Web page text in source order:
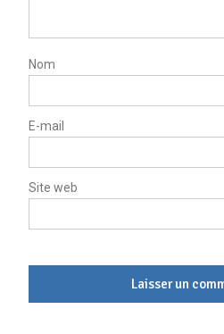
Nom
E-mail
Site web